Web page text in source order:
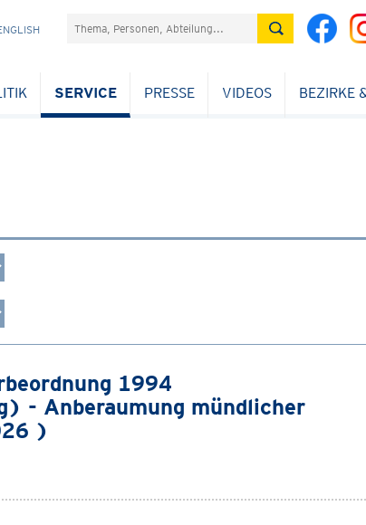
Suchefeld
SERVICE PRESSE VIDEOS BEZIRKE
1994
- Anberaumung mündlicher
)